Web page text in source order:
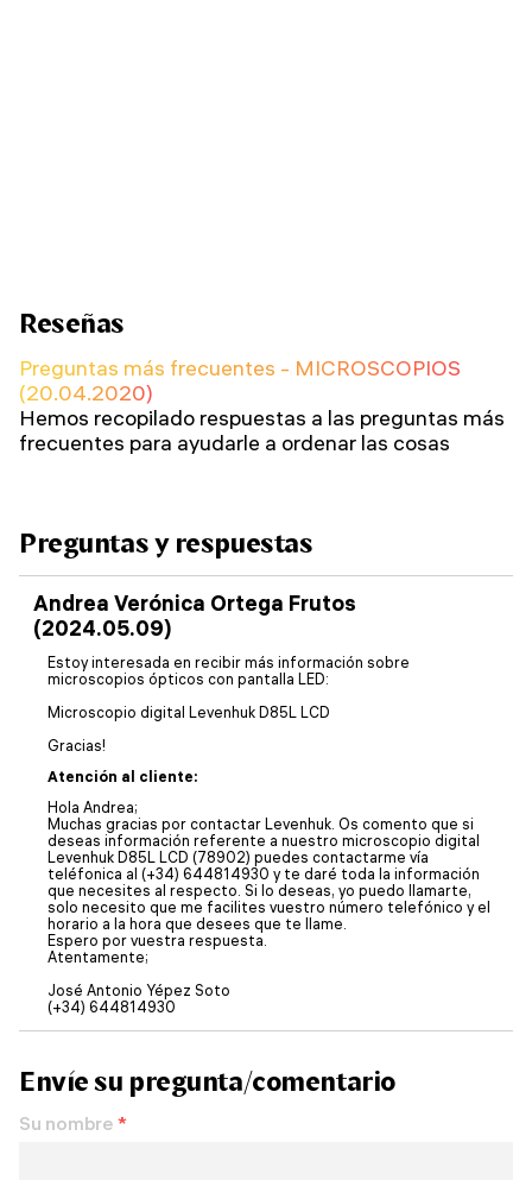
Reseñas
Preguntas más frecuentes - MICROSCOPIOS
(20.04.2020)
Hemos recopilado respuestas a las preguntas más
frecuentes para ayudarle a ordenar las cosas
Preguntas y respuestas
Andrea Verónica Ortega Frutos
(2024.05.09)
Estoy interesada en recibir más información sobre
microscopios ópticos con pantalla LED:
Microscopio digital Levenhuk D85L LCD
Gracias!
Atención al cliente:
Hola Andrea;
Muchas gracias por contactar Levenhuk. Os comento que si
deseas información referente a nuestro microscopio digital
Levenhuk D85L LCD (78902) puedes contactarme vía
teléfonica al (+34) 644814930 y te daré toda la información
que necesites al respecto. Si lo deseas, yo puedo llamarte,
solo necesito que me facilites vuestro número telefónico y el
horario a la hora que desees que te llame.
Espero por vuestra respuesta.
Atentamente;
José Antonio Yépez Soto
(+34) 644814930
Envíe su pregunta/comentario
Su nombre *